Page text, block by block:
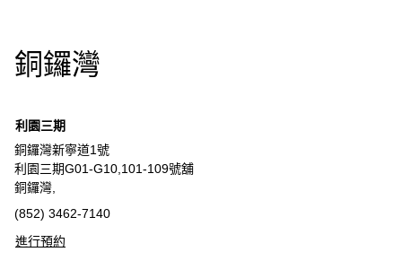
銅鑼灣
利園三期
銅鑼灣新寧道1號
利園三期G01-G10,101-109號舖
銅鑼灣,
(852) 3462-7140
進行預約